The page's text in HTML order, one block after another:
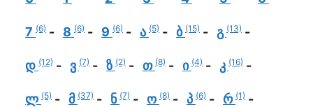
7 (6) 8 (6) 9 (6) ა (5) ბ (15) გ (13)
დ (12) ვ (7) ზ (2) თ (8) ი (4) კ (16)
ლ (5) მ (37) ნ (7) ო (8) პ (6) რ (1)